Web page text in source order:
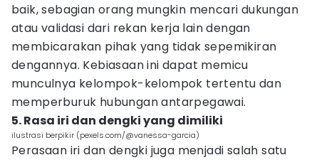
baik, sebagian orang mungkin mencari dukungan
atau validasi dari rekan kerja lain dengan
membicarakan pihak yang tidak sepemikiran
dengannya. Kebiasaan ini dapat memicu
munculnya kelompok-kelompok tertentu dan
memperburuk hubungan antarpegawai.
5. Rasa iri dan dengki yang dimiliki
ilustrasi berpikir (pexels.com/@vanessa-garcia)
Perasaan iri dan dengki juga menjadi salah satu